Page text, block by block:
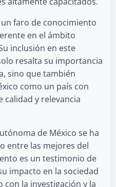
faro de conocimiento
en el ámbito
inclusión en este
resalta su importancia
sino que también
como un país con
calidad y relevancia
de México se ha
entre las mejores del
es un testimonio de
impacto en la sociedad
la investigación y la